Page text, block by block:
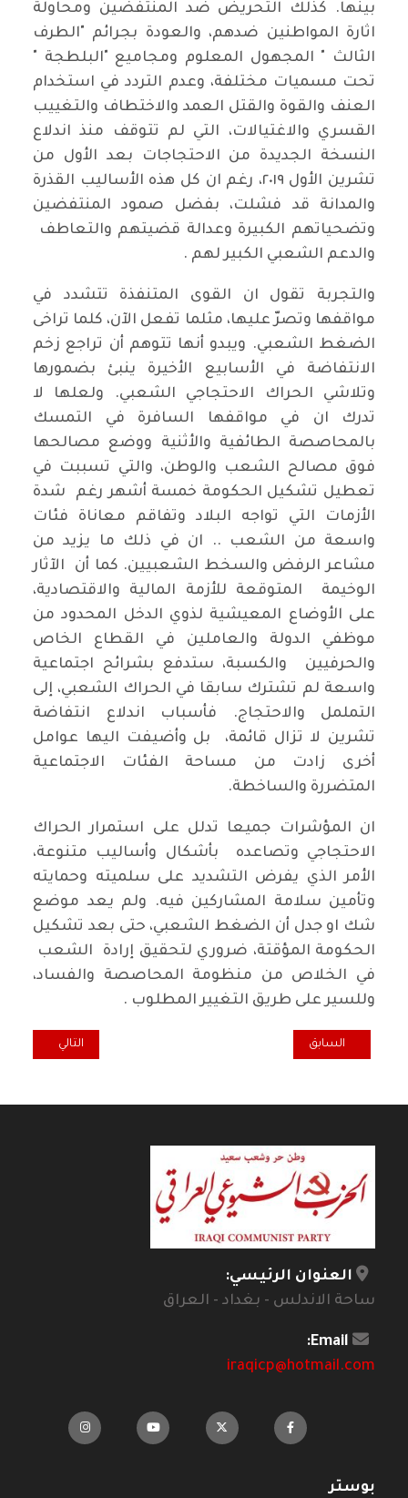
بينها. كذلك التحريض ضد المنتفضين ومحاولة
اثارة المواطنين ضدهم، والعودة بجرائم "الطرف
الثالث " المجهول المعلوم ومجاميع "البلطجة "
تحت مسميات مختلفة، وعدم التردد في استخدام
العنف والقوة والقتل العمد والاختطاف والتغييب
القسري والاغتيالات، التي لم تتوقف منذ اندلاع
النسخة الجديدة من الاحتجاجات بعد الأول من
تشرين الأول ٢٠١٩، رغم ان كل هذه الأساليب القذرة
والمدانة قد فشلت، بفضل صمود المنتفضين
وتضحياتهم الكبيرة وعدالة قضيتهم والتعاطف
والدعم الشعبي الكبير لهم .
والتجربة تقول ان القوى المتنفذة تتشدد في
مواقفها وتصرّ عليها، مثلما تفعل الآن، كلما تراخى
الضغط الشعبي. ويبدو أنها تتوهم أن تراجع زخم
الانتفاضة في الأسابيع الأخيرة ينبئ بضمورها
وتلاشي الحراك الاحتجاجي الشعبي. ولعلها لا
تدرك ان في مواقفها السافرة في التمسك
بالمحاصصة الطائفية والأثنية ووضع مصالحها
فوق مصالح الشعب والوطن، والتي تسببت في
تعطيل تشكيل الحكومة خمسة أشهر رغم شدة
الأزمات التي تواجه البلاد وتفاقم معاناة فئات
واسعة من الشعب .. ان في ذلك ما يزيد من
مشاعر الرفض والسخط الشعبيين. كما أن الآثار
الوخيمة المتوقعة للأزمة المالية والاقتصادية،
على الأوضاع المعيشية لذوي الدخل المحدود من
موظفي الدولة والعاملين في القطاع الخاص
والحرفيين والكسبة، ستدفع بشرائح اجتماعية
واسعة لم تشترك سابقا في الحراك الشعبي، إلى
التململ والاحتجاج. فأسباب اندلاع انتفاضة
تشرين لا تزال قائمة، بل وأضيفت اليها عوامل
أخرى زادت من مساحة الفئات الاجتماعية
المتضررة والساخطة.
ان المؤشرات جميعا تدلل على استمرار الحراك
الاحتجاجي وتصاعده بأشكال وأساليب متنوعة،
الأمر الذي يفرض التشديد على سلميته وحمايته
وتأمين سلامة المشاركين فيه. ولم يعد موضع
شك او جدل أن الضغط الشعبي، حتى بعد تشكيل
الحكومة المؤقتة، ضروري لتحقيق إرادة الشعب
في الخلاص من منظومة المحاصصة والفساد،
وللسير على طريق التغيير المطلوب .
المقال السابق: المحرر السياسي "لطريق الشعب": أما من حدود لجشع
السابق المقال التالي: في الذكرى الـ 150 لميلاد قائد ثورة
التالي
العنوان الرئيسي:
ساحة الاندلس - بغداد - العراق
Email:
iraqicp@hotmail.com
بوستر